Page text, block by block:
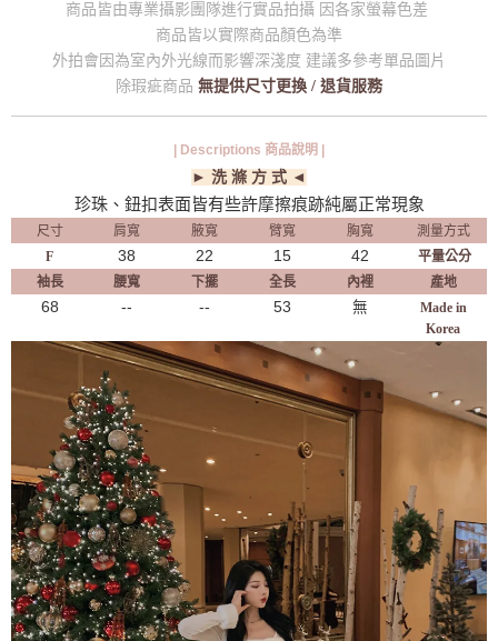
商品皆由專業攝影團隊進行實品拍攝 因各家螢幕色差
商品皆以實際商品顏色為準
外拍會因為室內外光線而影響深淺度 建議多參考單品圖片
除瑕疵商品 無提供尺寸更換 / 退貨服務
| Descriptions 商品說明 |
► 洗 滌 方 式 ◄
珍珠、鈕扣表面皆有些許摩擦痕跡純屬正常現象
尺寸 肩寬 腋寬 臂寬 胸寬
測量方式
F
38 22 15 42
平量公分
袖長
腰寬 下擺 全長 內裡 產地
68 -- -- 53 無
Made in
Korea